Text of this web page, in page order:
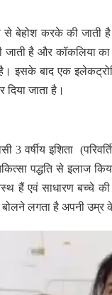
से बेहोश करके की
है और कॉकलिया
इसके बाद एक
दिया जाता है।
3 वर्षीय इशिता
पद्धति से इलाज
हैं एवं साधारण बच्चे की
बोलने लगता है अपनी